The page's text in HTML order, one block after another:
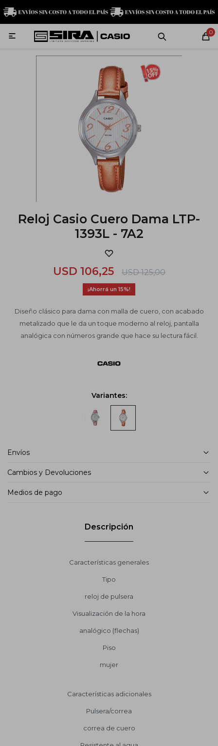
0

Reloj Casio Cuero Dama LTP-
1393L - 7A2
USD 106,25 USD 125,00
15
Diseño clásico para dama con malla de cuero, con acabado
metalizado que le da un toque moderno al reloj, pantalla
analógica con números grande que hace su lectura fácil.
Variantes:
Envíos
Cambios y Devoluciones
Medios de pago
Descripción
Características generales
Tipo
reloj de pulsera
Visualización de la hora
analógico (flechas)
Piso
mujer
Características adicionales
Pulsera/correa
correa de cuero
MI CUENTA
Relojes Servicio técnico Contacto